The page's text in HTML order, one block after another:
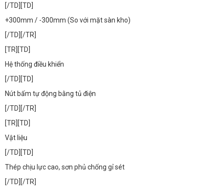
[/TD][TD]
+300mm / -300mm (So với mặt sàn kho)
[/TD][/TR]
[TR][TD]
Hệ thống điều khiển
[/TD][TD]
Nút bấm tự động bằng tủ điện
[/TD][/TR]
[TR][TD]
Vật liệu
[/TD][TD]
Thép chịu lực cao, sơn phủ chống gỉ sét
[/TD][/TR]